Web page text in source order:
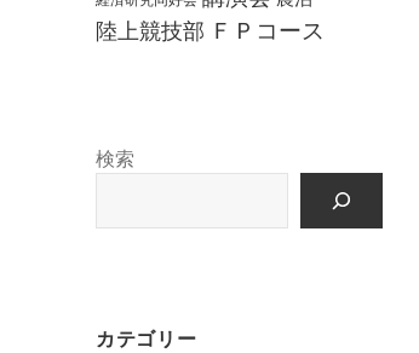
陸上競技部 ＦＰコース
検索
カテゴリー